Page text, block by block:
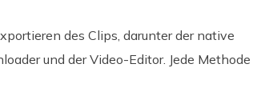
des Clips, darunter der native
und der Video-Editor. Jede Methode